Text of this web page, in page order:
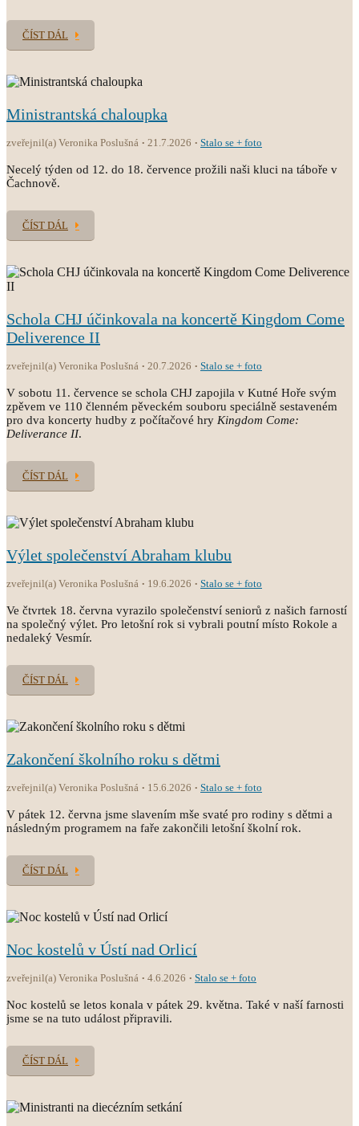
ČÍST DÁL
Ministrantská chaloupka
zveřejnil(a) Veronika Poslušná 21.7.2026 Stalo se + foto
Necelý týden od 12. do 18. července prožili naši kluci na táboře v
Čachnově.
ČÍST DÁL
Schola CHJ účinkovala na koncertě Kingdom Come
Deliverence II
zveřejnil(a) Veronika Poslušná 20.7.2026 Stalo se + foto
V sobotu 11. července se schola CHJ zapojila v Kutné Hoře svým
zpěvem ve 110 členném pěveckém souboru speciálně sestaveném
pro dva koncerty hudby z počítačové hry Kingdom Come:
Deliverance II.
ČÍST DÁL
Výlet společenství Abraham klubu
zveřejnil(a) Veronika Poslušná 19.6.2026 Stalo se + foto
Ve čtvrtek 18. června vyrazilo společenství seniorů z našich farností
na společný výlet. Pro letošní rok si vybrali poutní místo Rokole a
nedaleký Vesmír.
ČÍST DÁL
Zakončení školního roku s dětmi
zveřejnil(a) Veronika Poslušná 15.6.2026 Stalo se + foto
V pátek 12. června jsme slavením mše svaté pro rodiny s dětmi a
následným programem na faře zakončili letošní školní rok.
ČÍST DÁL
Noc kostelů v Ústí nad Orlicí
zveřejnil(a) Veronika Poslušná 4.6.2026 Stalo se + foto
Noc kostelů se letos konala v pátek 29. května. Také v naší farnosti
jsme se na tuto událost připravili.
ČÍST DÁL